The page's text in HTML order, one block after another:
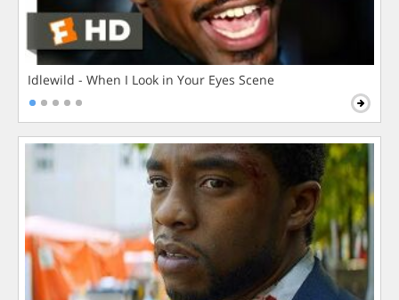
Idlewild - When I Look in Your Eyes Scene